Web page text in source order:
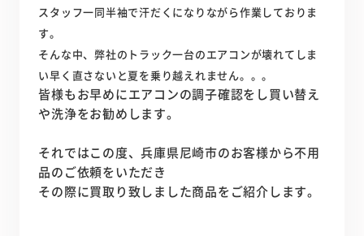
スタッフ一同半袖で汗だくになりながら作業しておりま
す。
そんな中、弊社のトラック一台のエアコンが壊れてしま
い早く直さないと夏を乗り越えれません。。。
皆様もお早めにエアコンの調子確認をし買い替え
や洗浄をお勧めします。
それではこの度、兵庫県尼崎市のお客様から不用
品のご依頼をいただき
その際に買取り致しました商品をご紹介します。